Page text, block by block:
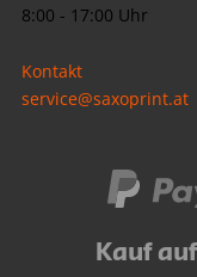
8:00 - 17:00 Uhr
Kontakt
service@saxoprint.at
Kauf